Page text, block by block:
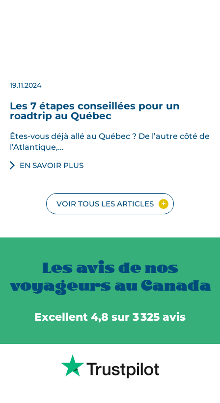
19.11.2024
Les 7 étapes conseillées pour un
roadtrip au Québec
Êtes-vous déjà allé au Québec ? De l’autre côté de
l’Atlantique,…
EN SAVOIR PLUS
VOIR TOUS LES ARTICLES
Les avis de nos
voyageurs au Canada
Excellent 4,8 sur 3 325 avis